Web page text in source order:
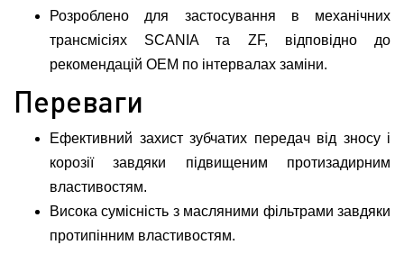
Розроблено для застосування в механічних
трансмісіях SCANIA та ZF, відповідно до
рекомендацій OEM по інтервалах заміни.
Переваги
Ефективний захист зубчатих передач від зносу і
корозії завдяки підвищеним протизадирним
властивостям.
Висока сумісність з масляними фільтрами завдяки
протипінним властивостям.